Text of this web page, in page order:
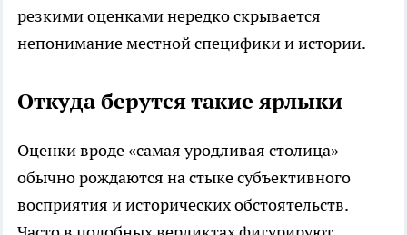
резкими оценками нередко скрывается
непонимание местной специфики и истории.
Откуда берутся такие ярлыки
Оценки вроде «самая уродливая столица»
обычно рождаются на стыке субъективного
восприятия и исторических обстоятельств.